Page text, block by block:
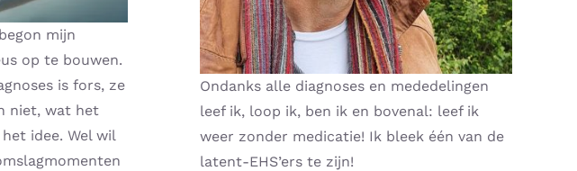
mijn
op te bouwen.
is fors, ze
niet, wat het
idee. Wel wil
Ondanks alle diagnoses en mededelingen
leef ik, loop ik, ben ik en bovenal: leef ik
weer zonder medicatie! Ik bleek één van de
latent-EHS’ers te zijn!